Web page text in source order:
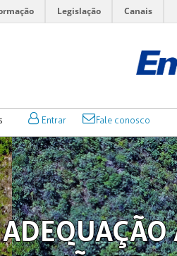
Legislação Canais
Entrar Fale conosco